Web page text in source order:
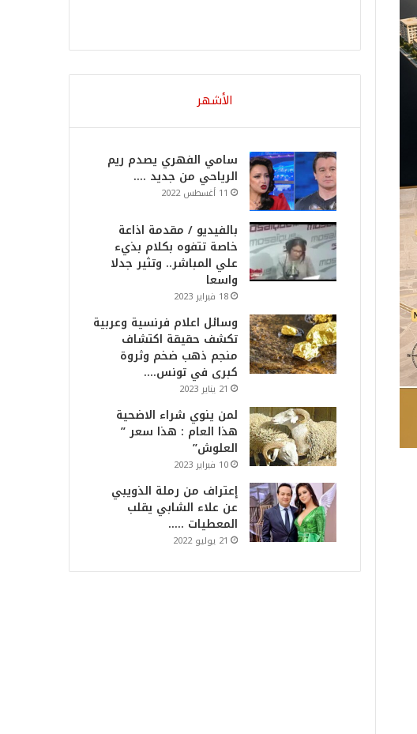
الأشهر
سامي الفهري يصدم ريم
الرياحي من جديد ….
11 أغسطس 2022
بالفيديو / مقدمة اذاعة
خاصة تتفوه بكلام بذيء
علي المباشر.. وتثير جدلا
واسعا
18 فبراير 2023
وسائل اعلام فرنسية وعربية
تكشف حقيقة اكتشاف
منجم ذهب ضخم وثروة
كبرى في تونس….
21 يناير 2023
لمن ينوي شراء الاضحية
هذا العام : هذا سعر ”
العلوش”
10 فبراير 2023
إعتراف من رملة الذويبي
عن علاء الشابي يقلب
المعطيات …..
21 يوليو 2022